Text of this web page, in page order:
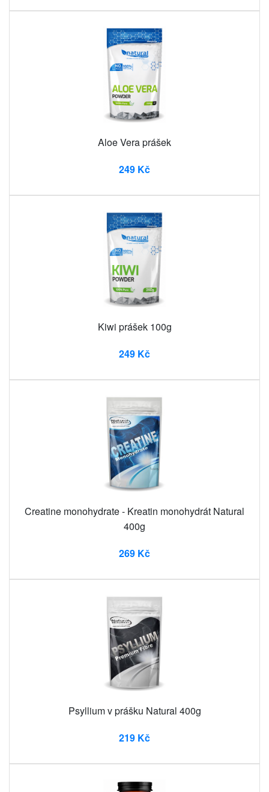
Aloe Vera prášek
249 Kč
Kiwi prášek 100g
249 Kč
Creatine monohydrate - Kreatin monohydrát Natural
400g
269 Kč
Psyllium v prášku Natural 400g
219 Kč